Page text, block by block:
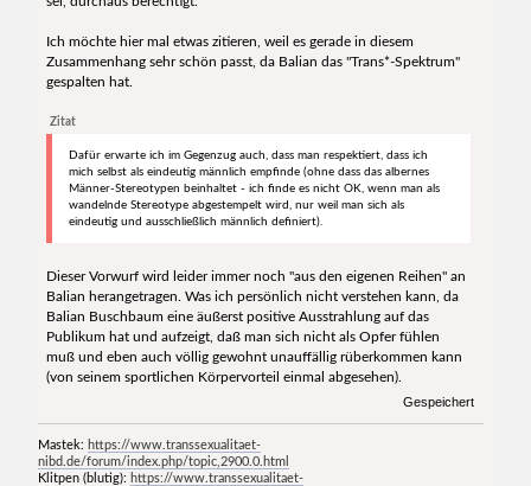
Ich möchte hier mal etwas zitieren, weil es gerade in diesem
Zusammenhang sehr schön passt, da Balian das "Trans*-Spektrum"
gespalten hat.
Zitat
Dafür erwarte ich im Gegenzug auch, dass man respektiert, dass ich
mich selbst als eindeutig männlich empfinde (ohne dass das albernes
Männer-Stereotypen beinhaltet - ich finde es nicht OK, wenn man als
wandelnde Stereotype abgestempelt wird, nur weil man sich als
eindeutig und ausschließlich männlich definiert).
Dieser Vorwurf wird leider immer noch "aus den eigenen Reihen" an
Balian herangetragen. Was ich persönlich nicht verstehen kann, da
Balian Buschbaum eine äußerst positive Ausstrahlung auf das
Publikum hat und aufzeigt, daß man sich nicht als Opfer fühlen
muß und eben auch völlig gewohnt unauffällig rüberkommen kann
(von seinem sportlichen Körpervorteil einmal abgesehen).
Gespeichert
Mastek: https://www.transsexualitaet-
nibd.de/forum/index.php/topic,2900.0.html
Klitpen (blutig): https://www.transsexualitaet-